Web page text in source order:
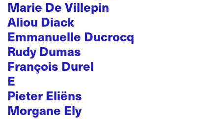
Marie De Villepin
Aliou Diack
Emmanuelle Ducrocq
Rudy Dumas
François Durel
E
Pieter Eliëns
Morgane Ely